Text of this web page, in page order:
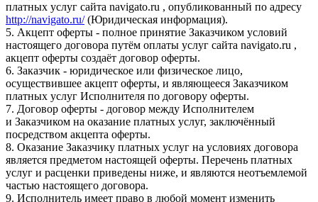
платных услуг сайта navigato.ru , опубликованный по адресу
http://navigato.ru/(Юридическая информация).
5. Акцепт оферты - полное принятие Заказчиком условий
настоящего договора путём оплаты услуг сайта navigato.ru ,
акцепт оферты создаёт договор оферты.
6. Заказчик - юридическое или физическое лицо,
осуществившее акцепт оферты, и являющееся Заказчиком
платных услуг Исполнителя по договору оферты.
7. Договор оферты - договор между Исполнителем
и Заказчиком на оказание платных услуг, заключённый
посредством акцепта оферты.
8. Оказание Заказчику платных услуг на условиях договора
является предметом настоящей оферты. Перечень платных
услуг и расценки приведены ниже, и являются неотъемлемой
частью настоящего договора.
9. Исполнитель имеет право в любой момент изменить